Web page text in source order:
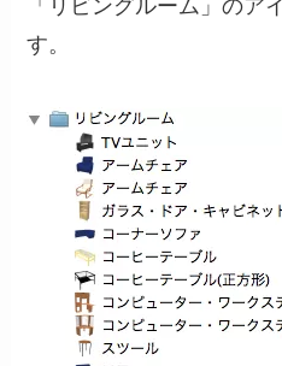
「リビングルーム」のア
す。